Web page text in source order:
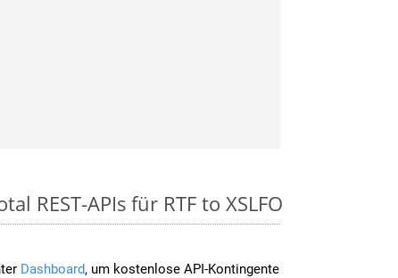
REST-APIs für RTF to XSLFO
Dashboard, um kostenlose API-Kontingente